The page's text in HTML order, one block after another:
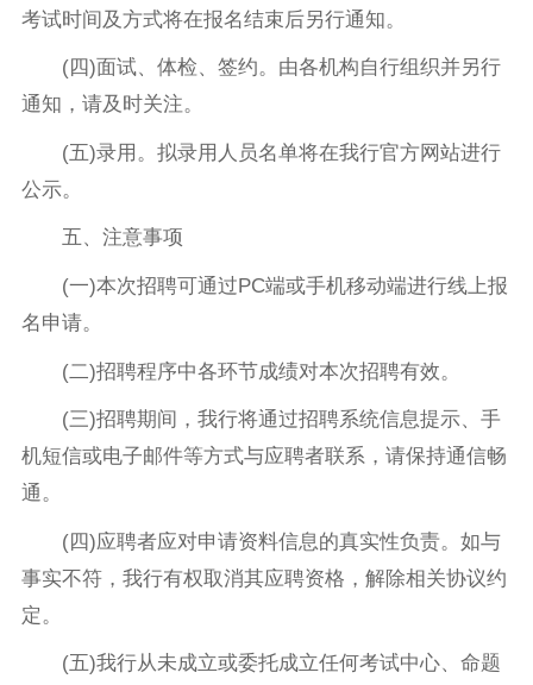
考试时间及方式将在报名结束后另行通知。
(四)面试、体检、签约。由各机构自行组织并另行
通知，请及时关注。
(五)录用。拟录用人员名单将在我行官方网站进行
公示。
五、注意事项
(一)本次招聘可通过PC端或手机移动端进行线上报
名申请。
(二)招聘程序中各环节成绩对本次招聘有效。
(三)招聘期间，我行将通过招聘系统信息提示、手
机短信或电子邮件等方式与应聘者联系，请保持通信畅
通。
(四)应聘者应对申请资料信息的真实性负责。如与
事实不符，我行有权取消其应聘资格，解除相关协议约
定。
(五)我行从未成立或委托成立任何考试中心、命题